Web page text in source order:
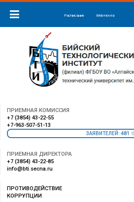
Расписание Web-почта
ПРИЕМНАЯ КОМИССИЯ
+7 (3854) 43-22-55
+7-963-507-51-13
ЗАЯВИТЕЛЕЙ: 481
ПРИЕМНАЯ ДИРЕКТОРА
+7 (3854) 43-22-85
info@bti.secna.ru
ПРОТИВОДЕЙСТВИЕ
КОРРУПЦИИ